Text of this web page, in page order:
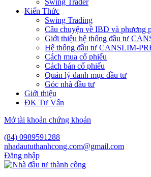
Swing Trader
Kiến Thức
Swing Trading
Câu chuyện về IBD và phương
Giới thiệu hệ thống đầu tư
Hệ thống đầu tư CANSLIM-
Cách mua cổ phiếu
Cách bán cổ phiếu
Quản lý danh mục đầu tư
Góc nhà đầu tư
Giới thiệu
ĐK Tư Vấn
Mở tài khoản chứng khoán
(84) 0989591288
nhadaututhanhcong.com@gmail.com
Đăng nhập